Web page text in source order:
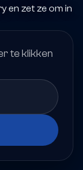
en zet ze om in
te klikken